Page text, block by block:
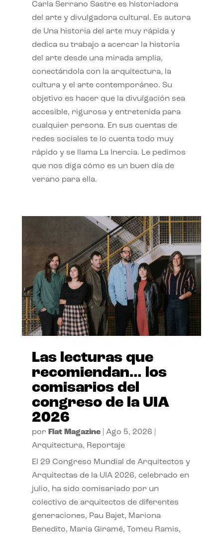
Carla Serrano Sastre es historiadora
del arte y divulgadora cultural. Es autora
de Una historia del arte muy rápida y
dedica su trabajo a acercar la historia
del arte desde una mirada amplia,
conectándola con la arquitectura, la
cultura y el arte contemporáneo. Su
objetivo es hacer que la divulgación sea
accesible, rigurosa y entretenida para
cualquier persona. En sus cuentas de
redes sociales te lo cuenta todo muy
rápido y se llama La Inercia. Le pedimos
que nos diga cómo es un buen día de
verano para ella.
Las lecturas que
recomiendan… los
comisarios del
congreso de la UIA
2026
por Flat Magazine| Ago 5, 2026
Arquitectura, Reportaje
El 29 Congreso Mundial de Arquitectos y
Arquitectas de la UIA 2026, celebrado en
julio, ha sido comisariado por un
colectivo de arquitectos de diferentes
generaciones, Pau Bajet, Mariona
Benedito, Maria Giramé, Tomeu Ramis,